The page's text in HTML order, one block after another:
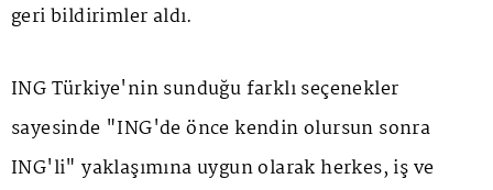
geri bildirimler aldı.
ING Türkiye'nin sunduğu farklı seçenekler
sayesinde "ING'de önce kendin olursun sonra
ING'li" yaklaşımına uygun olarak herkes, iş ve